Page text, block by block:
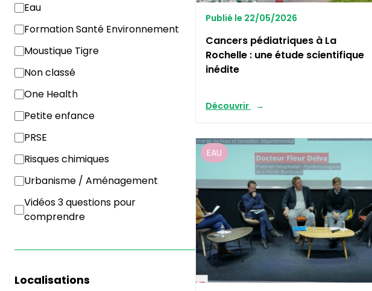
Eau
Formation Santé Environnement
Moustique Tigre
Non classé
One Health
Petite enfance
PRSE
Risques chimiques
Urbanisme / Aménagement
Vidéos 3 questions pour
comprendre
Localisations
Publié le 22/05/2026
Cancers pédiatriques à La
Rochelle : une étude scientifique
inédite
Découvrir
EAU